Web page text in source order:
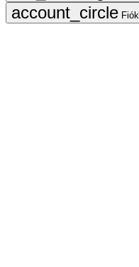
Fiók